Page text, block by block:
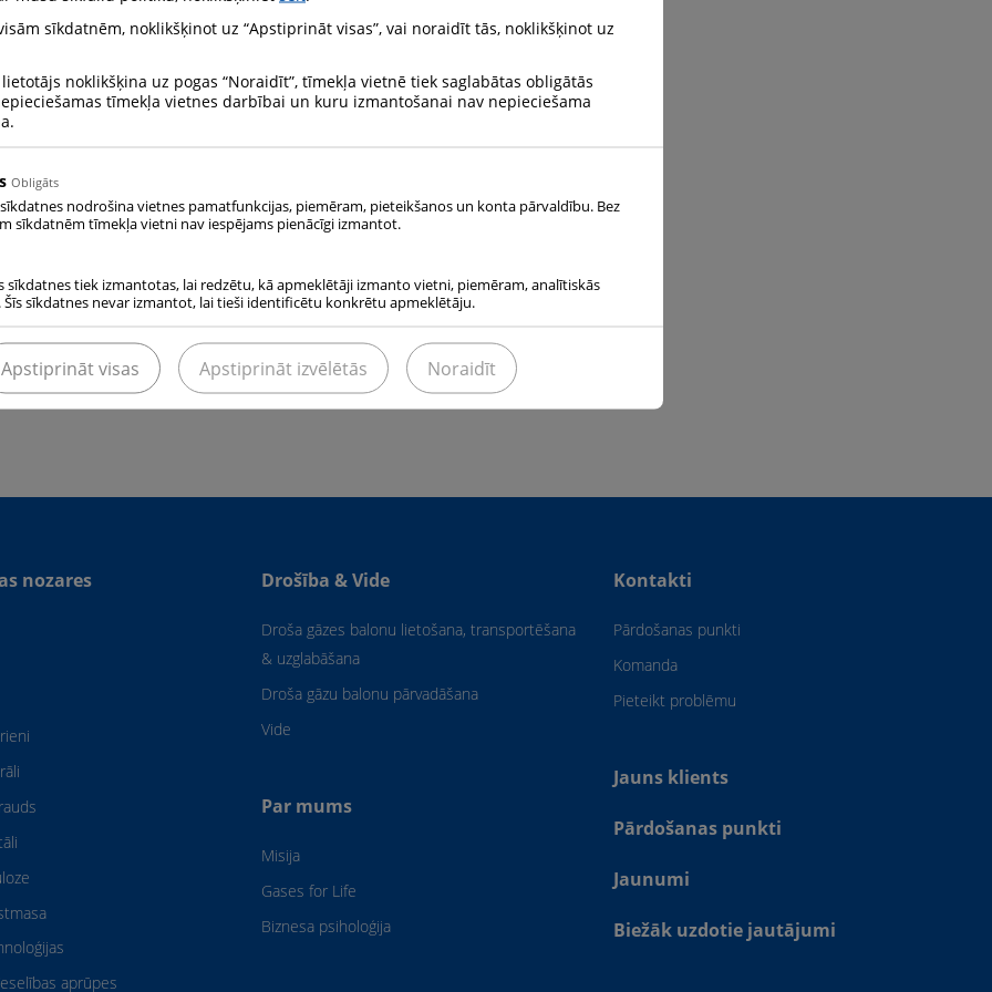
un sniegto pakalpojumu ietekmi uz apkārtējo vidi.
piesārņojumu.
un atbalstīt piesārņojuma novēršanas programmas.
uzņēmuma procesus, procedūras un resursus vides vadlīniju
labāko pieejamo tehnoloģiju.
rīkoties videi draudzīgi gan darbā gan arī mājās.
atkritumu samazināšanai.
vides likumdošanas aktu prasības.
uz vidi, pirms būvēt jaunas vai pārveidot esošās iekārtas.
saziņu ar visām ieinteresētajām pusēm un kaimiņiem.
un, kur vien iespējams, materiālus izmantot ekonomiski izdevīgā veidā.
nozares
aprūpes
Drošība & Vide
Droša gāzes balonu lietošana, transportēšana
& uzglabāšana
Droša gāzu balonu pārvadāšana
Vide
Par mums
Misija
Gases for Life
Biznesa psiholoģija
Kontakti
Pārdošanas punkti
Komanda
Pieteikt problēmu
Jauns klients
Pārdošanas punkti
Jaunumi
Biežāk uzdotie jautājumi
sīkdatnēm, noklikšķinot uz “Apstiprināt visas”, vai noraidīt tās, noklikšķinot uz
noklikšķina uz pogas “Noraidīt”, tīmekļa vietnē tiek saglabātas obligātās
tīmekļa vietnes darbībai un kuru izmantošanai nav nepieciešama
Obligāts
nodrošina vietnes pamatfunkcijas, piemēram, pieteikšanos un konta pārvaldību. Bez
sīkdatnēm tīmekļa vietni nav iespējams pienācīgi izmantot.
sīkdatnes tiek izmantotas, lai redzētu, kā apmeklētāji izmanto vietni, piemēram, analītiskās
Šīs sīkdatnes nevar izmantot, lai tieši identificētu konkrētu apmeklētāju.
Noraidīt
Apstiprināt izvēlētās
Apstiprināt visas